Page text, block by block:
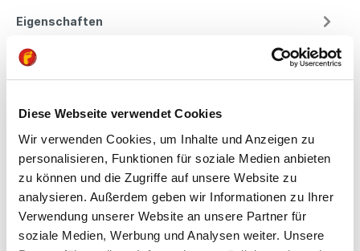
Diese Webseite verwendet Cookies
Wir verwenden Cookies, um Inhalte und Anzeigen zu
personalisieren, Funktionen für soziale Medien anbieten
zu können und die Zugriffe auf unsere Website zu
analysieren. Außerdem geben wir Informationen zu Ihrer
Verwendung unserer Website an unsere Partner für
soziale Medien, Werbung und Analysen weiter. Unsere
Eigenschaften
Produktsicherheit
Kindgerechte
Passform
All unsere Schuhe sind
auf die Bedürfnisse
von Kindern